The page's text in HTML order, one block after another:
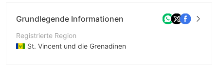
Grundlegende Informationen
Registrierte Region
St. Vincent und die Grenadinen